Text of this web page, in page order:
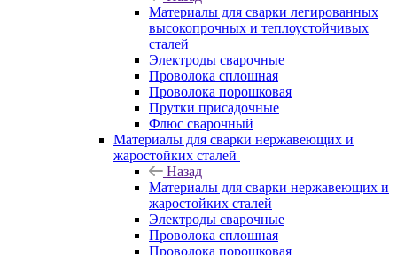
Материалы для сварки легированных
высокопрочных и теплоустойчивых
сталей
Электроды сварочные
Проволока сплошная
Проволока порошковая
Прутки присадочные
Флюс сварочный
Материалы для сварки нержавеющих и
жаростойких сталей
Назад
Материалы для сварки нержавеющих и
жаростойких сталей
Электроды сварочные
Проволока сплошная
Проволока порошковая